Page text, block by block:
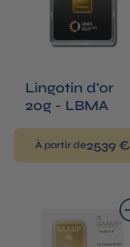
Lingotin d'or
20g - LBMA
À partir de2539 €